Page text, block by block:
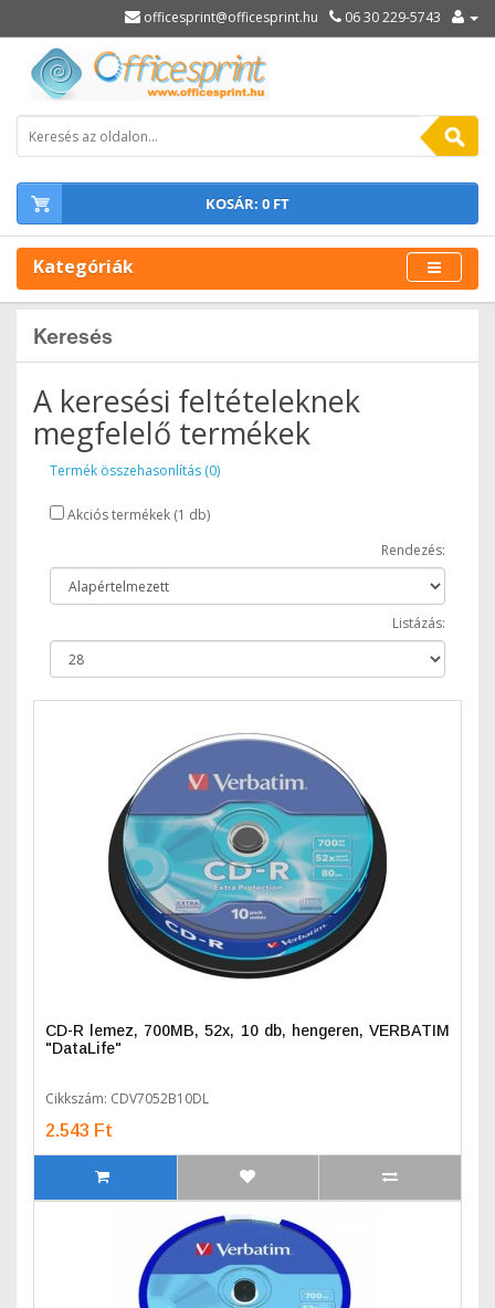
officesprint@officesprint.hu 06 30 229-5743
KOSÁR: 0 FT
Kategóriák
Keresés
A keresési feltételeknek
megfelelő termékek
Termék összehasonlítás (0)
Akciós termékek (1 db)
Rendezés:
Listázás:
CD-R lemez, 700MB, 52x, 10 db, hengeren, VERBATIM
"DataLife"
Cikkszám: CDV7052B10DL
2.543 Ft